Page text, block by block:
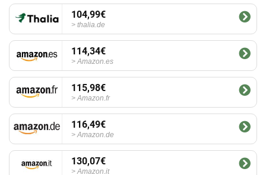
104,99€
thalia.de
114,34€
Amazon.es
115,98€
Amazon.fr
116,49€
Amazon.de
130,07€
Amazon.it